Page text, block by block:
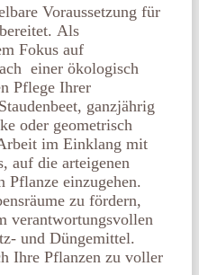
Voraussetzung für
Als
Fokus auf
einer ökologisch
Pflege Ihrer
ganzjährig
oder geometrisch
im Einklang mit
auf die arteigenen
Pflanze einzugehen.
zu fördern,
verantwortungsvollen
und Düngemittel.
Ihre Pflanzen zu voller